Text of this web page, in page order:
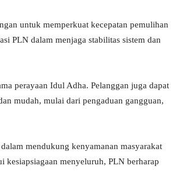
untuk memperkuat kecepatan pemulihan
PLN dalam menjaga stabilitas sistem dan
perayaan Idul Adha. Pelanggan juga dapat
mudah, mulai dari pengaduan gangguan,
mendukung kenyamanan masyarakat
kesiapsiagaan menyeluruh, PLN berharap